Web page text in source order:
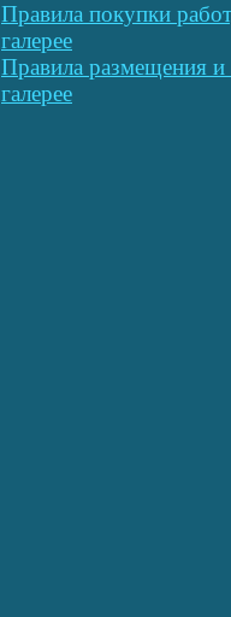
Правила покупки
галерее
Правила размещения
галерее